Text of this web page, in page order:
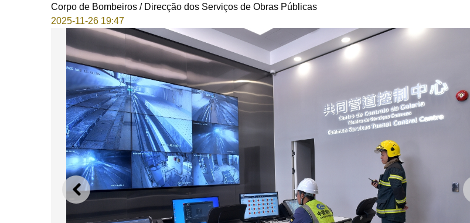
Corpo de Bombeiros / Direcção dos Serviços de Obras Públicas
2025-11-26 19:47
ANTERIOR